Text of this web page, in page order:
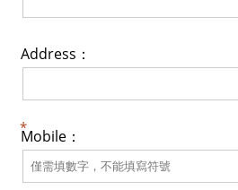
Address：
Mobile：